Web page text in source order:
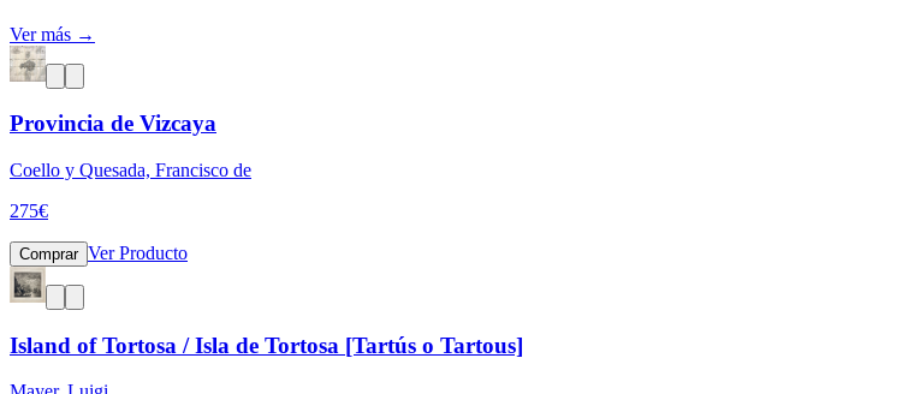
Ver más →
Provincia de Vizcaya
Coello y Quesada, Francisco de
275€
Comprar Ver Producto
Island of Tortosa / Isla de Tortosa [Tartús o Tartous]